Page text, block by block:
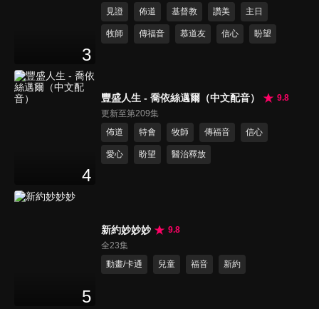
3
見證
佈道 基督教 讚美 主日
牧師 傳福音 慕道友 信心 盼望
4
豐盛人生 - 喬依絲邁爾（中文配音）
9.8
更新至第209集
佈道
特會 牧師 傳福音 信心
愛心 盼望 醫治釋放
5
新約妙妙妙
9.8
全23集
動畫/卡通
兒童 福音 新約